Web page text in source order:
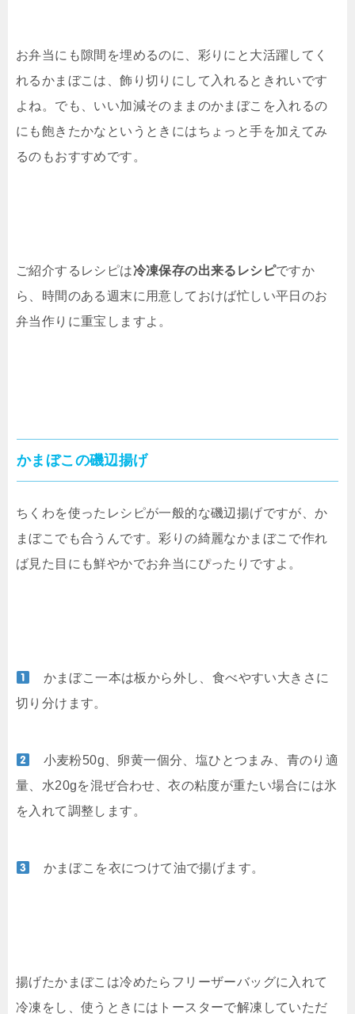
お弁当にも隙間を埋めるのに、彩りにと大活躍してく
れるかまぼこは、飾り切りにして入れるときれいです
よね。でも、いい加減そのままのかまぼこを入れるの
にも飽きたかなというときにはちょっと手を加えてみ
るのもおすすめです。
ご紹介するレシピは冷凍保存の出来るレシピですか
ら、時間のある週末に用意しておけば忙しい平日のお
弁当作りに重宝しますよ。
かまぼこの磯辺揚げ
ちくわを使ったレシピが一般的な磯辺揚げですが、か
まぼこでも合うんです。彩りの綺麗なかまぼこで作れ
ば見た目にも鮮やかでお弁当にぴったりですよ。
かまぼこ一本は板から外し、食べやすい大きさに
切り分けます。
小麦粉50g、卵黄一個分、塩ひとつまみ、青のり適
量、水20gを混ぜ合わせ、衣の粘度が重たい場合には氷
を入れて調整します。
かまぼこを衣につけて油で揚げます。
揚げたかまぼこは冷めたらフリーザーバッグに入れて
冷凍をし、使うときにはトースターで解凍していただ